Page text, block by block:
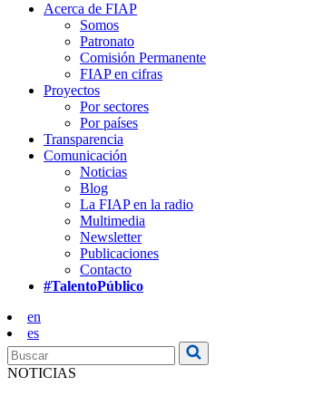
Acerca de FIAP
Somos
Patronato
Comisión Permanente
FIAP en cifras
Proyectos
Por sectores
Por países
Transparencia
Comunicación
Noticias
Blog
La FIAP en la radio
Multimedia
Newsletter
Publicaciones
Contacto
#TalentoPúblico
en
es
NOTICIAS